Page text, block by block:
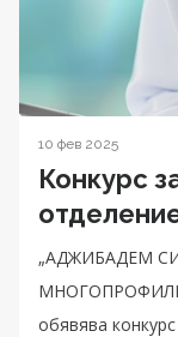
10 фев 2025
Конкурс
„АДЖИБАДЕМ
обявява